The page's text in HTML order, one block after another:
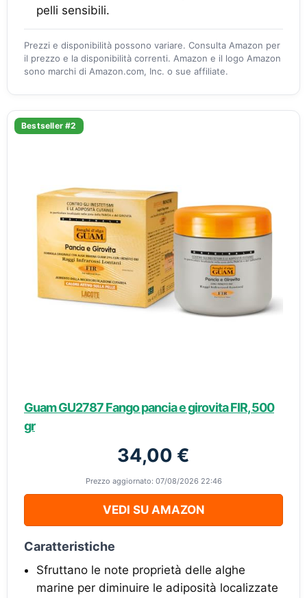
pelli sensibili.
Prezzi e disponibilità possono variare. Consulta Amazon per
il prezzo e la disponibilità correnti. Amazon e il logo Amazon
sono marchi di Amazon.com, Inc. o sue affiliate.
Bestseller #2
Guam GU2787 Fango pancia e girovita FIR, 500
gr
34,00 €
Prezzo aggiornato: 07/08/2026 22:46
VEDI SU AMAZON
Caratteristiche
Sfruttano le note proprietà delle alghe
marine per diminuire le adiposità localizzate